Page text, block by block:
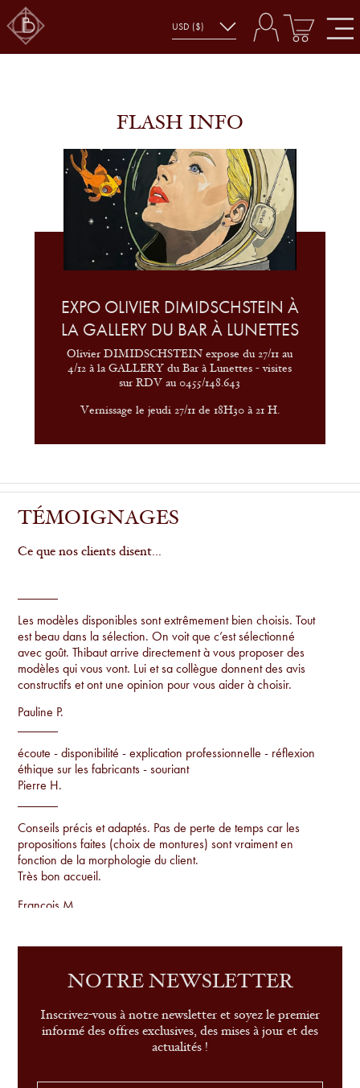
FLASH INFO
EXPO OLIVIER DIMIDSCHSTEIN À
LA GALLERY DU BAR À LUNETTES
Olivier DIMIDSCHSTEIN expose du 27/11 au
4/12 à la GALLERY du Bar à Lunettes - visites
sur RDV au 0455/148.643
Vernissage le jeudi 27/11 de 18H30 à 21 H.
TÉMOIGNAGES
Ce que nos clients disent...
Les modèles disponibles sont extrêmement bien choisis. Tout
est beau dans la sélection. On voit que c’est sélectionné
avec goût. Thibaut arrive directement à vous proposer des
modèles qui vous vont. Lui et sa collègue donnent des avis
constructifs et ont une opinion pour vous aider à choisir.
Pauline P.
écoute - disponibilité - explication professionnelle - réflexion
éthique sur les fabricants - souriant
Pierre H.
Conseils précis et adaptés. Pas de perte de temps car les
propositions faites (choix de montures) sont vraiment en
fonction de la morphologie du client.
Très bon accueil.
Francois M.
Conseils par rapport à la morphologie, proposition de
examen de la vue sur place.
Sandrine G.
le conseil, le service et très belle sélection de modèles
Leonor P.
NOTRE NEWSLETTER
Inscrivez-vous à notre newsletter et soyez le premier
informé des offres exclusives, des mises à jour et des
actualités !